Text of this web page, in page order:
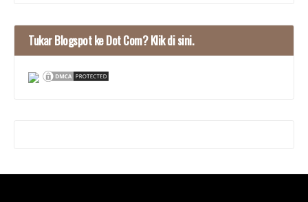
Tukar Blogspot ke Dot Com? Klik di sini.